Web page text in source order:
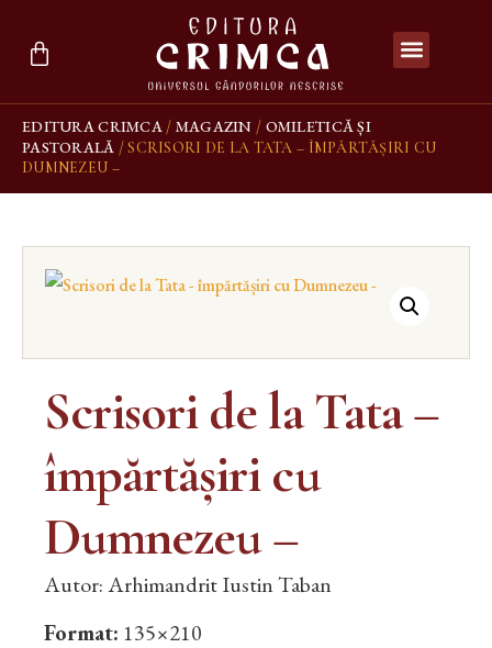
EDITURA CRIMCA/ MAGAZIN / OMILETICĂ ȘI
PASTORALĂ / SCRISORI DE LA TATA – ÎMPĂRTĂȘIRI CU
DUMNEZEU –
Scrisori de la Tata –
împărtășiri cu
Dumnezeu –
Autor: Arhimandrit Iustin Taban
Format: 135×210